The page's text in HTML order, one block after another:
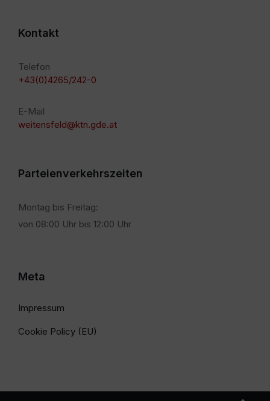
Kontakt
Telefon
+43(0)4265/242-0
E-Mail
weitensfeld@ktn.gde.at
Parteienverkehrszeiten
Montag bis Freitag:
von 08:00 Uhr bis 12:00 Uhr
Meta
Impressum
Cookie Policy (EU)